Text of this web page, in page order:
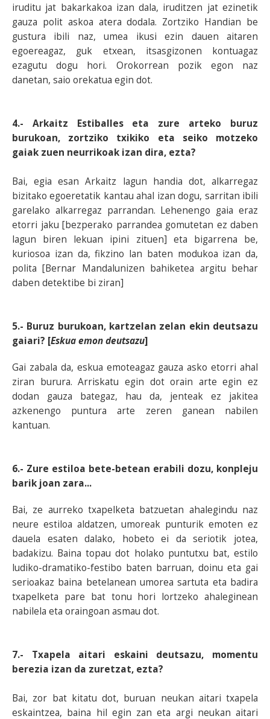
iruditu jat bakarkakoa izan dala, iruditzen jat ezinetik
gauza polit askoa atera dodala. Zortziko Handian be
gustura ibili naz, umea ikusi ezin dauen aitaren
egoereagaz, guk etxean, itsasgizonen kontuagaz
ezagutu dogu hori. Orokorrean pozik egon naz
danetan, saio orekatua egin dot.
4.- Arkaitz Estiballes eta zure arteko buruz
burukoan, zortziko txikiko eta seiko motzeko
gaiak zuen neurrikoak izan dira, ezta?
Bai, egia esan Arkaitz lagun handia dot, alkarregaz
bizitako egoeretatik kantau ahal izan dogu, sarritan ibili
garelako alkarregaz parrandan. Lehenengo gaia eraz
etorri jaku [bezperako parrandea gomutetan ez daben
lagun biren lekuan ipini zituen] eta bigarrena be,
kuriosoa izan da, fikzino lan baten modukoa izan da,
polita [Bernar Mandalunizen bahiketea argitu behar
daben detektibe bi ziran]
5.- Buruz burukoan, kartzelan zelan ekin deutsazu
gaiari? [Eskua emon deutsazu]
Gai zabala da, eskua emoteagaz gauza asko etorri ahal
ziran burura. Arriskatu egin dot orain arte egin ez
dodan gauza bategaz, hau da, jenteak ez jakitea
azkenengo puntura arte zeren ganean nabilen
kantuan.
6.- Zure estiloa bete-betean erabili dozu, konpleju
barik joan zara...
Bai, ze aurreko txapelketa batzuetan ahalegindu naz
neure estiloa aldatzen, umoreak punturik emoten ez
dauela esaten dalako, hobeto ei da seriotik jotea,
badakizu. Baina topau dot holako puntutxu bat, estilo
ludiko-dramatiko-festibo baten barruan, doinu eta gai
serioakaz baina betelanean umorea sartuta eta badira
txapelketa pare bat tonu hori lortzeko ahaleginean
nabilela eta oraingoan asmau dot.
7.- Txapela aitari eskaini deutsazu, momentu
berezia izan da zuretzat, ezta?
Bai, zor bat kitatu dot, buruan neukan aitari txapela
eskaintzea, baina hil egin zan eta argi neukan aitari